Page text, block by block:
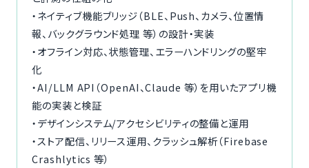
・ネイティブ機能ブリッジ（BLE、Push、カメラ、位置情
報、バックグラウンド処理 等）の設計・実装
・オフライン対応、状態管理、エラーハンドリングの堅牢
化
・AI/LLM API（OpenAI、Claude 等）を用いたアプリ機
能の実装と検証
・デザインシステム/アクセシビリティの整備と運用
・ストア配信、リリース運用、クラッシュ解析（Firebase
Crashlytics 等）